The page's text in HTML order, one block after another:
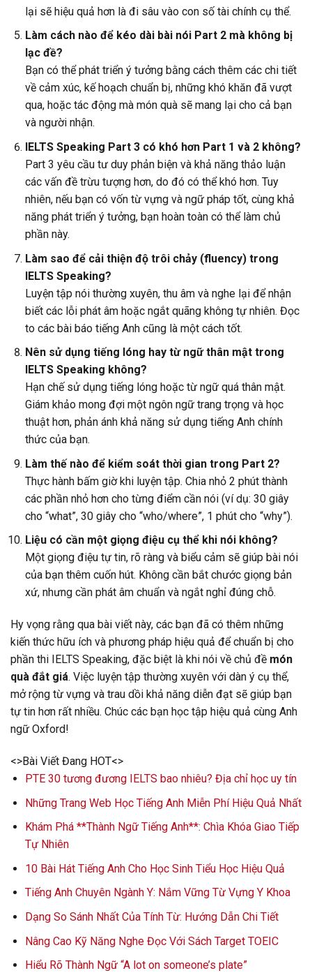
lại sẽ hiệu quả hơn là đi sâu vào con số tài chính cụ thể.
Làm cách nào để kéo dài bài nói Part 2 mà không bị
lạc đề?
Bạn có thể phát triển ý tưởng bằng cách thêm các chi tiết
về cảm xúc, kế hoạch chuẩn bị, những khó khăn đã vượt
qua, hoặc tác động mà món quà sẽ mang lại cho cả bạn
và người nhận.
IELTS Speaking Part 3 có khó hơn Part 1 và 2 không?
Part 3 yêu cầu tư duy phản biện và khả năng thảo luận
các vấn đề trừu tượng hơn, do đó có thể khó hơn. Tuy
nhiên, nếu bạn có vốn từ vựng và ngữ pháp tốt, cùng khả
năng phát triển ý tưởng, bạn hoàn toàn có thể làm chủ
phần này.
Làm sao để cải thiện độ trôi chảy (fluency) trong
IELTS Speaking?
Luyện tập nói thường xuyên, thu âm và nghe lại để nhận
biết các lỗi phát âm hoặc ngắt quãng không tự nhiên. Đọc
to các bài báo tiếng Anh cũng là một cách tốt.
Nên sử dụng tiếng lóng hay từ ngữ thân mật trong
IELTS Speaking không?
Hạn chế sử dụng tiếng lóng hoặc từ ngữ quá thân mật.
Giám khảo mong đợi một ngôn ngữ trang trọng và học
thuật hơn, phản ánh khả năng sử dụng tiếng Anh chính
thức của bạn.
Làm thế nào để kiểm soát thời gian trong Part 2?
Thực hành bấm giờ khi luyện tập. Chia nhỏ 2 phút thành
các phần nhỏ hơn cho từng điểm cần nói (ví dụ: 30 giây
cho “what”, 30 giây cho “who/where”, 1 phút cho “why”).
Liệu có cần một giọng điệu cụ thể khi nói không?
Một giọng điệu tự tin, rõ ràng và biểu cảm sẽ giúp bài nói
của bạn thêm cuốn hút. Không cần bắt chước giọng bản
xứ, nhưng cần phát âm chuẩn và ngắt nghỉ đúng chỗ.
Hy vọng rằng qua bài viết này, các bạn đã có thêm những
kiến thức hữu ích và phương pháp hiệu quả để chuẩn bị cho
phần thi IELTS Speaking, đặc biệt là khi nói về chủ đề món
quà đắt giá. Việc luyện tập thường xuyên với dàn ý cụ thể,
mở rộng từ vựng và trau dồi khả năng diễn đạt sẽ giúp bạn
tự tin hơn rất nhiều. Chúc các bạn học tập hiệu quả cùng Anh
ngữ Oxford!
<>Bài Viết Đang HOT<>
PTE 30 tương đương IELTS bao nhiêu? Địa chỉ học uy tín
Những Trang Web Học Tiếng Anh Miễn Phí Hiệu Quả Nhất
Khám Phá **Thành Ngữ Tiếng Anh**: Chìa Khóa Giao Tiếp
Tự Nhiên
10 Bài Hát Tiếng Anh Cho Học Sinh Tiểu Học Hiệu Quả
Tiếng Anh Chuyên Ngành Y: Nắm Vững Từ Vựng Y Khoa
Dạng So Sánh Nhất Của Tính Từ: Hướng Dẫn Chi Tiết
Nâng Cao Kỹ Năng Nghe Đọc Với Sách Target TOEIC
Hiểu Rõ Thành Ngữ “A lot on someone’s plate”